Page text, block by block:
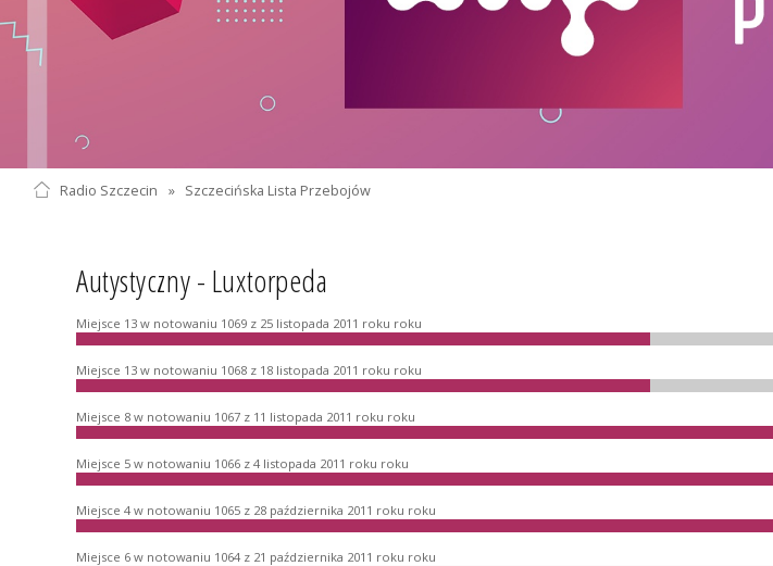
Radio Szczecin » Szczecińska Lista Przebojów
Autystyczny - Luxtorpeda
Miejsce 13 w notowaniu 1069 z 25 listopada 2011 roku roku
Miejsce 13 w notowaniu 1068 z 18 listopada 2011 roku roku
Miejsce 8 w notowaniu 1067 z 11 listopada 2011 roku roku
Miejsce 5 w notowaniu 1066 z 4 listopada 2011 roku roku
Miejsce 4 w notowaniu 1065 z 28 października 2011 roku roku
Miejsce 6 w notowaniu 1064 z 21 października 2011 roku roku